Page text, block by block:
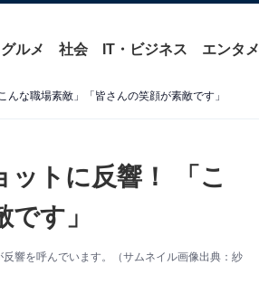
グルメ 社会 IT・ビジネス エンタメ
んな職場素敵」「皆さんの笑顔が素敵です」
ットに反響！ 「こ
す」
響を呼んでいます。（サムネイル画像出典：紗